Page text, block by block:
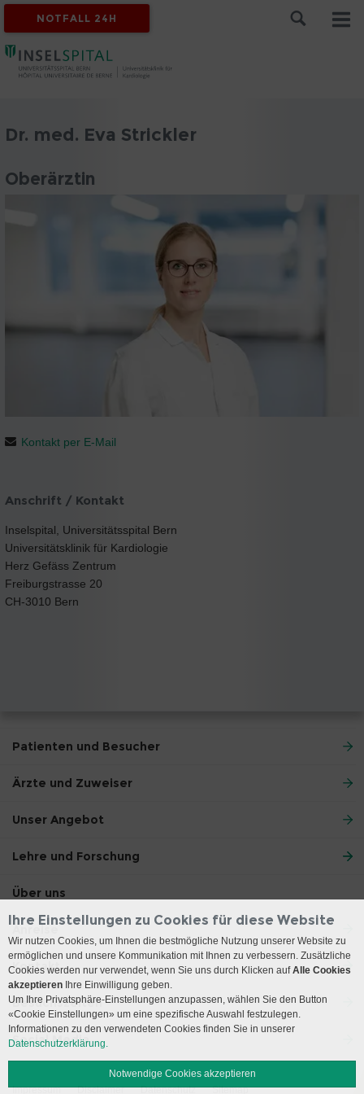
NOTFALL 24H
Dr. med. Eva Strickler
Oberärztin
Kontakt per E-Mail
Anschrift / Kontakt
Inselspital, Universitätsspital Bern
Universitätsklinik für Kardiologie
Herz Gefäss Zentrum
Freiburgstrasse 20
CH-3010 Bern
Patienten und Besucher
Ärzte und Zuweiser
Unser Angebot
Lehre und Forschung
Über uns
Anreise
Kontakt
Besuchszeiten
Social Media
Impressum Disclaimer Datenschutz Sitemap
Ihre Einstellungen zu Cookies für diese Website
Wir nutzen Cookies, um Ihnen die bestmögliche Nutzung unserer Website zu
ermöglichen und unsere Kommunikation mit Ihnen zu verbessern. Zusätzliche
Cookies werden nur verwendet, wenn Sie uns durch Klicken aufAlle Cookies
akzeptieren Ihre Einwilligung geben.
Um Ihre Privatsphäre-Einstellungen anzupassen, wählen Sie den Button
«Cookie Einstellungen» um eine spezifische Auswahl festzulegen.
Informationen zu den verwendeten Cookies finden Sie in unserer
Datenschutzerklärung.
Notwendige Cookies akzeptieren